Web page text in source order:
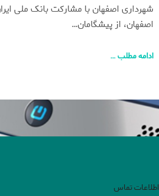
شهرداری اصفهان با مشارکت بانک ملی
اصفهان، از پیشگامان…
ادامه مطلب …
اطلاعات تماس